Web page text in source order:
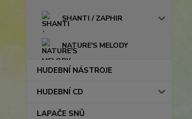
SHANTI / ZAPHIR
NATURE'S MELODY
HUDEBNÍ NÁSTROJE
HUDEBNÍ CD
LAPAČE SNŮ